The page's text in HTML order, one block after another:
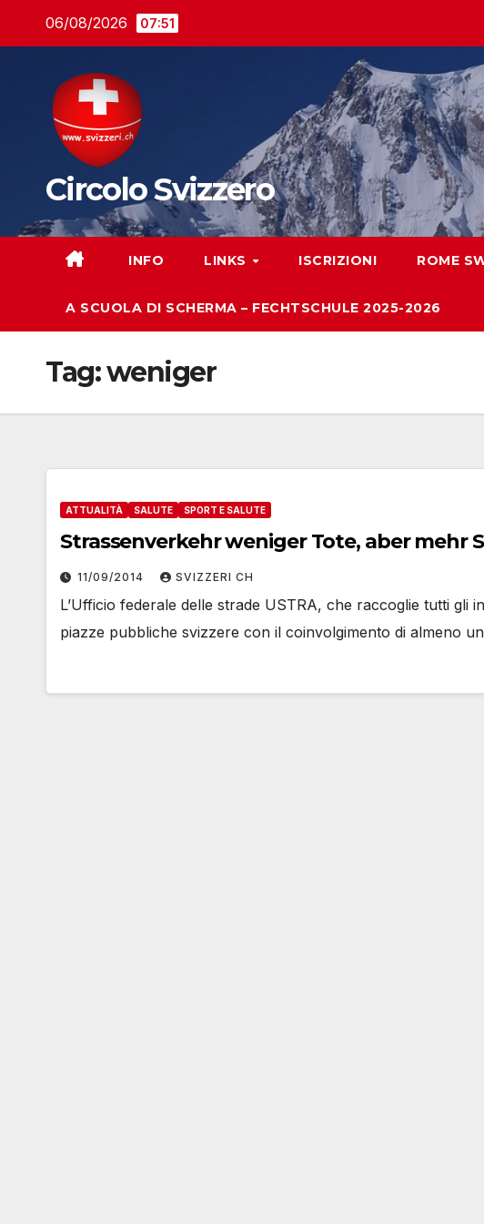
06/08/2026 07:51
Circolo Svizzero
INFO LINKS ISCRIZIONI ROME
A SCUOLA DI SCHERMA – FECHTSCHULE 2025-2026
Tag:weniger
ATTUALITÀ SALUTE SPORT E SALUTE
Strassenverkehr weniger Tote, aber mehr
11/09/2014 SVIZZERI CH
L’Ufficio federale delle strade USTRA, che raccoglie tutti gli
piazze pubbliche svizzere con il coinvolgimento di almeno